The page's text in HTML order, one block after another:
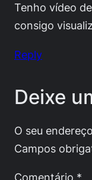
Tenho vídeo
consigo
Reply
Deixe
O seu
Campos
Comentário *